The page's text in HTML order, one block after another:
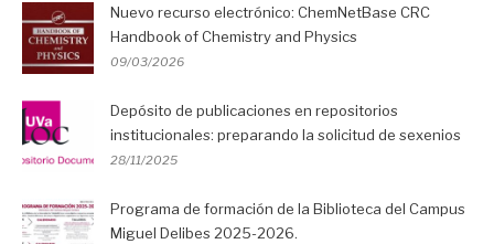
Nuevo recurso electrónico: ChemNetBase CRC
Handbook of Chemistry and Physics
09/03/2026
Depósito de publicaciones en repositorios
institucionales: preparando la solicitud de sexenios
28/11/2025
Programa de formación de la Biblioteca del Campus
Miguel Delibes 2025-2026.